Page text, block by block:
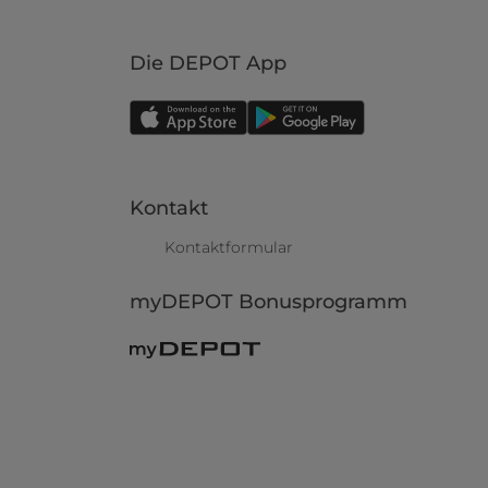
Die DEPOT App
Kontakt
Kontaktformular
myDEPOT Bonusprogramm